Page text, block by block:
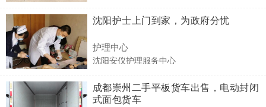
沈阳护士上门到家，为政府分忧
护理中心
沈阳安仪护理服务中心
成都崇州二手平板货车出售，电动封闭
式面包货车